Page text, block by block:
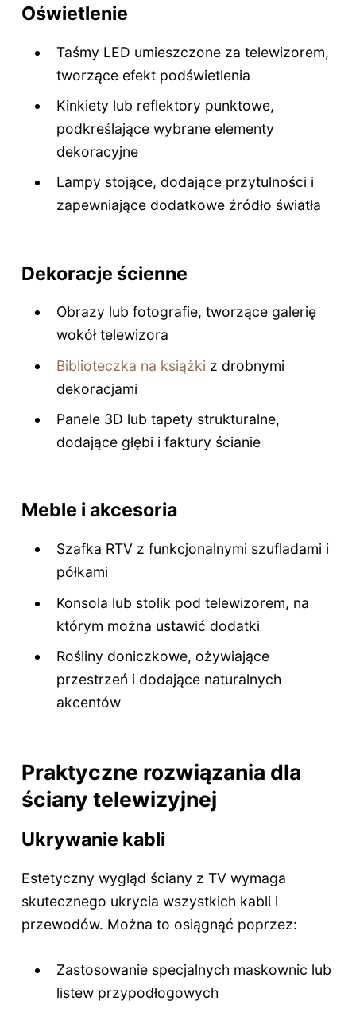
Oświetlenie
Taśmy LED umieszczone za telewizorem,
tworzące efekt podświetlenia
Kinkiety lub reflektory punktowe,
podkreślające wybrane elementy
dekoracyjne
Lampy stojące, dodające przytulności i
zapewniające dodatkowe źródło światła
Dekoracje ścienne
Obrazy lub fotografie, tworzące galerię
wokół telewizora
Biblioteczka na książki z drobnymi
dekoracjami
Panele 3D lub tapety strukturalne,
dodające głębi i faktury ścianie
Meble i akcesoria
Szafka RTV z funkcjonalnymi szufladami i
półkami
Konsola lub stolik pod telewizorem, na
którym można ustawić dodatki
Rośliny doniczkowe, ożywiające
przestrzeń i dodające naturalnych
akcentów
Praktyczne rozwiązania dla
ściany telewizyjnej
Ukrywanie kabli
Estetyczny wygląd ściany z TV wymaga
skutecznego ukrycia wszystkich kabli i
przewodów. Można to osiągnąć poprzez:
Zastosowanie specjalnych maskownic lub
listew przypodłogowych